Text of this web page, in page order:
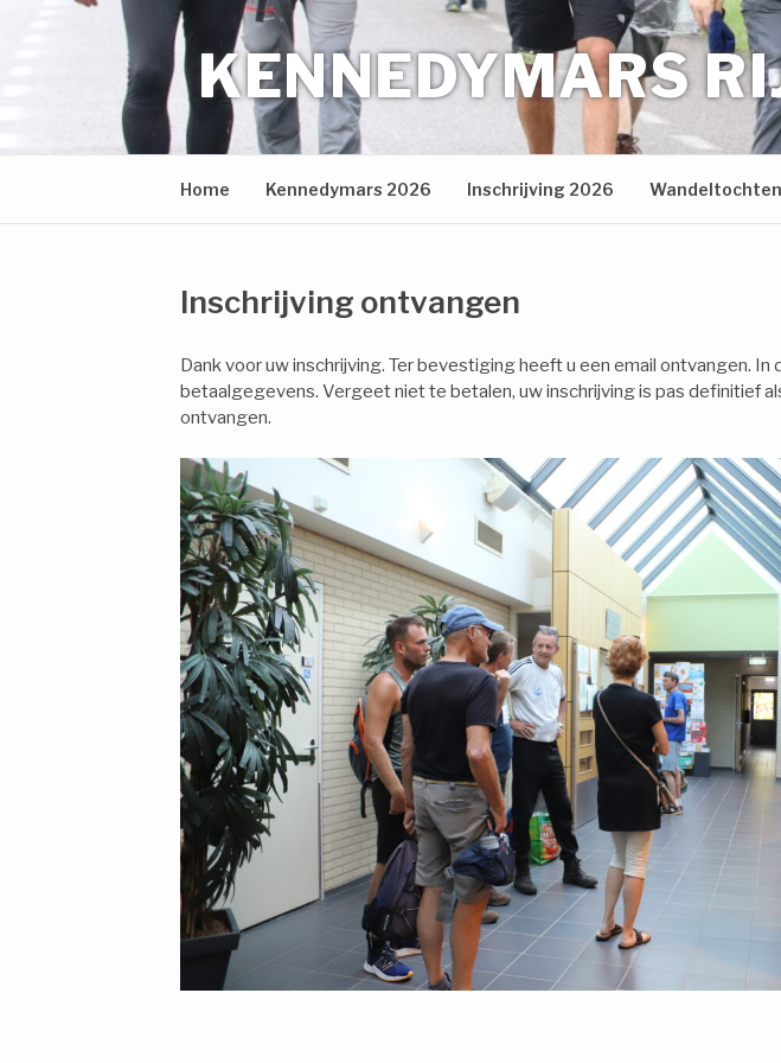
KENNEDYMARS
Home Kennedymars 2026 Inschrijving 2026
Inschrijving ontvangen
Dank voor uw inschrijving. Ter bevestiging heeft u een email ontvangen. In
betaalgegevens. Vergeet niet te betalen, uw inschrijving is pas definitief
ontvangen.